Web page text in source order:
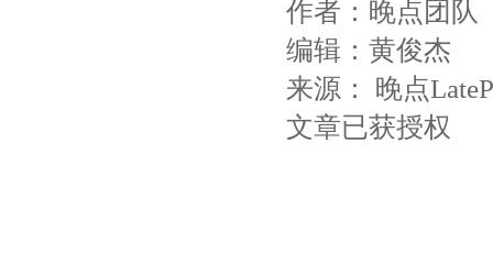
作者：晚点团队
编辑：黄俊杰
来源： 晚点
文章已获授权